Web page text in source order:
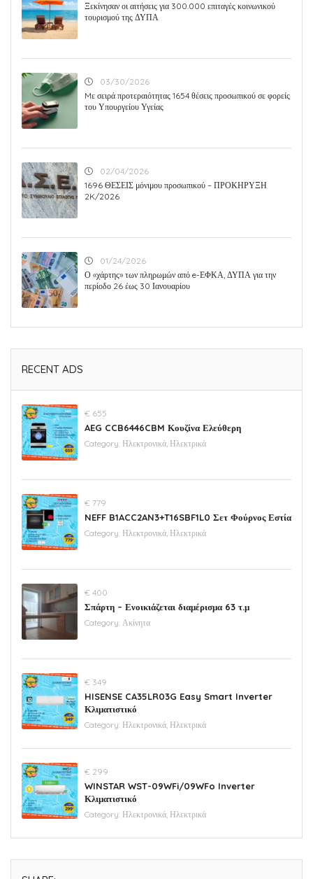
Ξεκίνησαν οι αιτήσεις για 300.000 επιταγές κοινωνικού
τουρισμού της ΔΥΠΑ
03/30/2026
Mε σειρά προτεραιότητας 1654 θέσεις προσωπικού σε φορείς
του Υπουργείου Υγείας
02/04/2026
1696 ΘΕΣΕΙΣ μόνιμου προσωπικού – ΠΡΟΚΗΡΥΞΗ
2K/2026
01/24/2026
Ο «χάρτης» των πληρωμών από e-ΕΦΚΑ, ΔΥΠΑ για την
περίοδο 26 έως 30 Ιανουαρίου
RECENT ADS
€ 655
AEG CCB6446CBM Κουζίνα Ελεύθερη
Category: Ηλεκτρονικά, Ηλεκτρικά
€ 779
NEFF B1ACC2AN3+T16SBF1L0 Σετ Φούρνος Εστία
Category: Ηλεκτρονικά, Ηλεκτρικά
€ 400
Σπάρτη – Ενοικιάζεται διαμέρισμα 63 τ.μ
Category: Ακίνητα
€ 349
HISENSE CA35LR03G Easy Smart Inverter
Κλιματιστικό
Category: Ηλεκτρονικά, Ηλεκτρικά
€ 299
WINSTAR WST-09WFi/09WFo Inverter
Κλιματιστικό
Category: Ηλεκτρονικά, Ηλεκτρικά